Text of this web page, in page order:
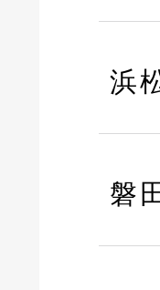
浜
磐